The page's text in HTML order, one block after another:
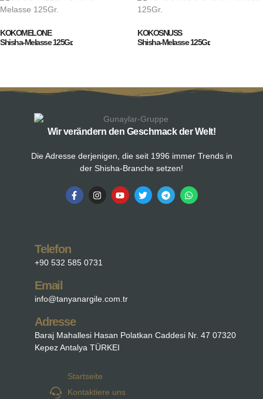
KOKOMELONE
Shisha-Melasse 125Gr.
KOKOSNUSS
Shisha-Melasse 125Gr.
Wir verändern den Geschmack der Welt!
Die Adresse derjenigen, die seit 1996 immer Trends in
der Shisha-Branche setzen!
Telefon
+90 532 585 0731
Email
info@tanyanargile.com.tr
Adresse
Baraj Mahallesi Hasan Polatkan Caddesi Nr. 47 07320
Kepez Antalya TÜRKEI
Startseite
Kontaktiere uns